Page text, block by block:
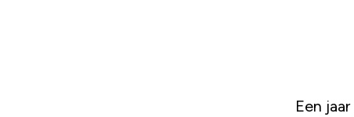
Een jaar geleden waren Jordy en Jessica de Koning nog